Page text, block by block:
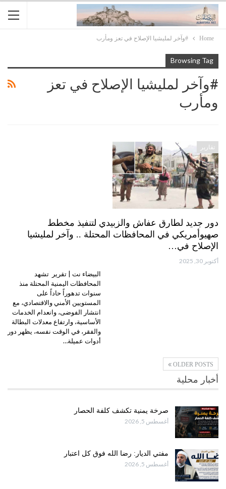
Home #وآخر لمليشيا الإصلاح في تعز ومأرب
Browsing Tag
#وآخر لمليشيا الإصلاح في تعز
ومأرب
تقارير
دور جديد لطارق عفاش والزبيدي لتنفيذ مخطط
صهيوأمريكي في المحافظات المحتلة .. وآخر لمليشيا
الإصلاح في…
أكتوبر 30, 2025
البيضاء نت | تقرير تشهد
المحافظات اليمنية المحتلة منذ
سنوات تدهوراً حاداً على
المستويين الأمني والاقتصادي، مع
انتشار الفوضى، وانعدام الخدمات
الأساسية، وارتفاع معدلات البطالة
والفقر، في الوقت نفسه، يظهر دور
أدوات عميلة…
OLDER POSTS
أخبار محلية
صرخة يمنية تكشف كلفة الحصار
أغسطس 5, 2026
مفتي الديار: رضا الله فوق كل اعتبار
أغسطس 5, 2026